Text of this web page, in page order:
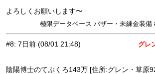
よろしくお願いします〜
極限データベース バザー・未練金装備
#8: 7日前 (08/01 21:48) グレ
陰陽博士のてぶくろ143万 [住所:グレン・草原